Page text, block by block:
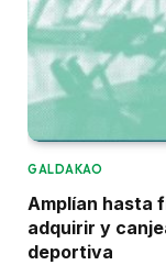
GALDAKAO
Amplían hasta
adquirir y
deportiva